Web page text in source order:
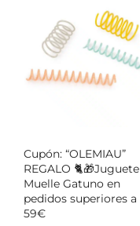
Cupón: “OLEMIAU”
REGALO 🐈🎁Juguete
Muelle Gatuno en
pedidos superiores a
59€